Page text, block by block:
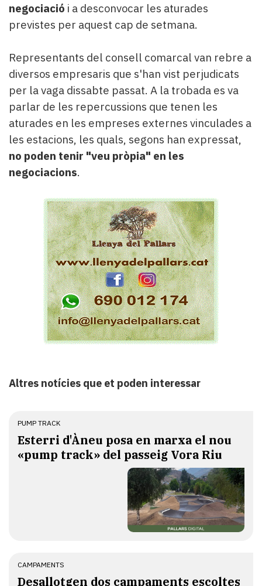
negociació i a desconvocar les aturades
previstes per aquest cap de setmana.
Representants del consell comarcal van rebre a
diversos empresaris que s'han vist perjudicats
per la vaga dissabte passat. A la trobada es va
parlar de les repercussions que tenen les
aturades en les empreses externes vinculades a
les estacions, les quals, segons han expressat,
no poden tenir "veu pròpia" en les
negociacions.
Altres notícies que et poden interessar
PUMP TRACK
Esterri d'Àneu posa en marxa el nou
«pump track» del passeig Vora Riu
CAMPAMENTS
​Desallotgen dos campaments escoltes